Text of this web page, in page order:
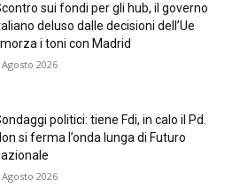
sui fondi per gli hub, il governo
deluso dalle decisioni dell’Ue
i toni con Madrid
Agosto 2026
politici: tiene Fdi, in calo il Pd.
si ferma l’onda lunga di Futuro
Agosto 2026